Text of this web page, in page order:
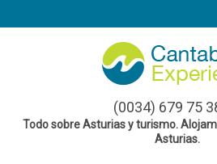
(0034) 679 75
Todo sobre Asturias y turismo.
Asturias.